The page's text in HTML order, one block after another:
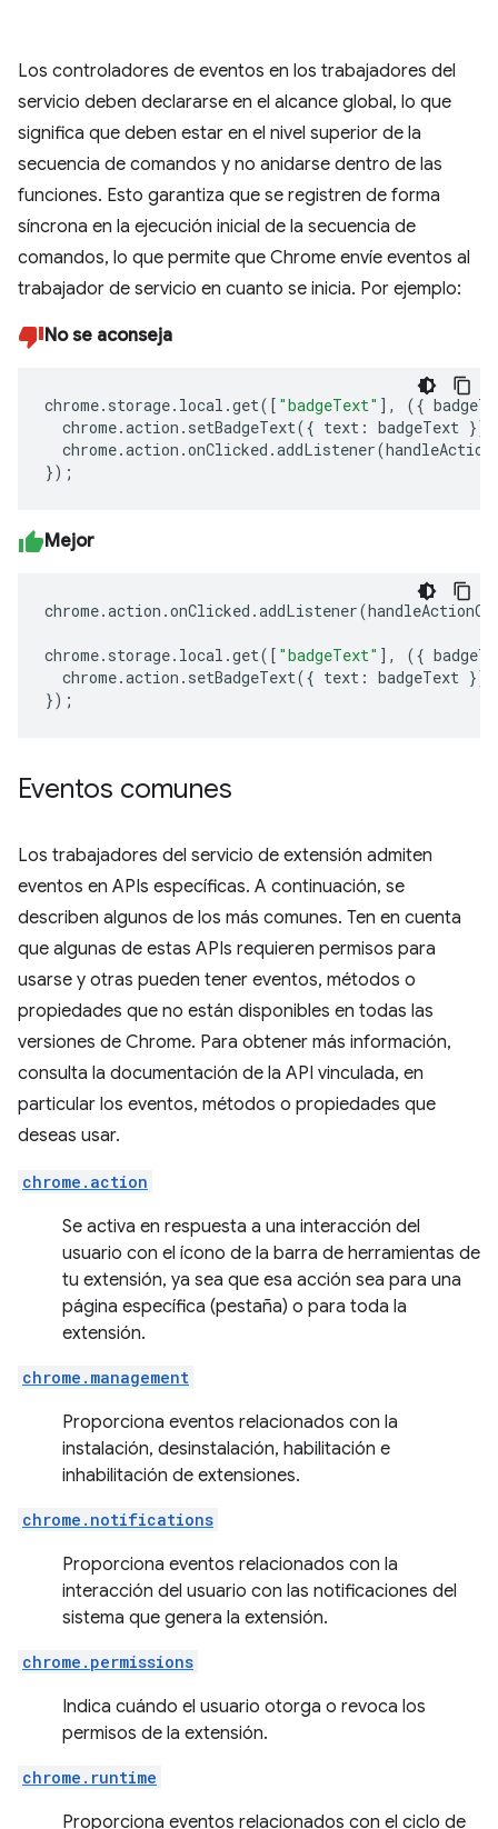
Los controladores de eventos en los trabajadores del
servicio deben declararse en el alcance global, lo que
significa que deben estar en el nivel superior de la
secuencia de comandos y no anidarse dentro de las
funciones. Esto garantiza que se registren de forma
síncrona en la ejecución inicial de la secuencia de
comandos, lo que permite que Chrome envíe eventos al
trabajador de servicio en cuanto se inicia. Por ejemplo:
No se aconseja
chrome. storage. local .get([ "badgeText" ], ({
chrome.action . setBadgeText({ text : badgeText });
chrome.action .onClicked .addListener(
});
Mejor
chrome.action .onClicked .addListener(
chrome. storage. local .get([ "badgeText" ], ({
chrome.action . setBadgeText({ text : badgeText });
});
Eventos comunes
Los trabajadores del servicio de extensión admiten
eventos en APIs específicas. A continuación, se
describen algunos de los más comunes. Ten en cuenta
que algunas de estas APIs requieren permisos para
usarse y otras pueden tener eventos, métodos o
propiedades que no están disponibles en todas las
versiones de Chrome. Para obtener más información,
consulta la documentación de la API vinculada, en
particular los eventos, métodos o propiedades que
deseas usar.
chrome.action
Se activa en respuesta a una interacción del
usuario con el ícono de la barra de herramientas de
tu extensión, ya sea que esa acción sea para una
página específica (pestaña) o para toda la
extensión.
chrome.management
Proporciona eventos relacionados con la
instalación, desinstalación, habilitación e
inhabilitación de extensiones.
chrome.notifications
Proporciona eventos relacionados con la
interacción del usuario con las notificaciones del
sistema que genera la extensión.
chrome.permissions
Indica cuándo el usuario otorga o revoca los
permisos de la extensión.
chrome.runtime
Proporciona eventos relacionados con el ciclo de